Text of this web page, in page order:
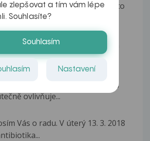
pohlavní styk,je tomu něco
té doby se...
by mě, proč vždy po sexu a
zrudnou tváře....
let se potýkám s problémem,
ovlivňuje...
Vás o radu. V úterý 13. 3. 2018
zlepšovat a tím vám lépe
Souhlasíte?
Souhlasím
Nastavení